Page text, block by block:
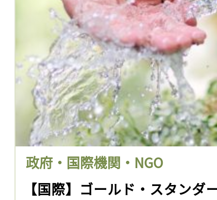
政府・国際機関・NGO
【国際】ゴールド・スタンダ